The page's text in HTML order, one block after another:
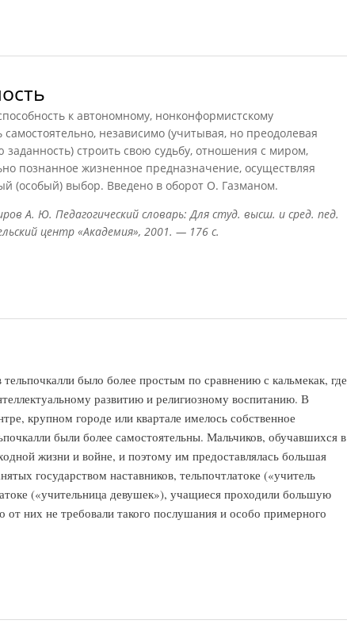
к автономному, нонконформистскому
независимо (учитывая, но преодолевая
строить свою судьбу, отношения с миром,
познанное жизненное предназначение, осуществляя
(особый) выбор. Введено в оборот О. Газманом.
А. Ю. Педагогический словарь: Для студ. высш. и сред. пед.
центр «Академия», 2001. — 176 с.
было более простым по сравнению с кальмекак, где
развитию и религиозному воспитанию. В
крупном городе или квартале имелось собственное
были более самостоятельны. Мальчиков, обучавшихся в
жизни и войне, и поэтому им предоставлялась большая
государством наставников, тельпочтлатоке («учитель
(«учительница девушек»), учащиеся проходили большую
от них не требовали такого послушания и особо примерного